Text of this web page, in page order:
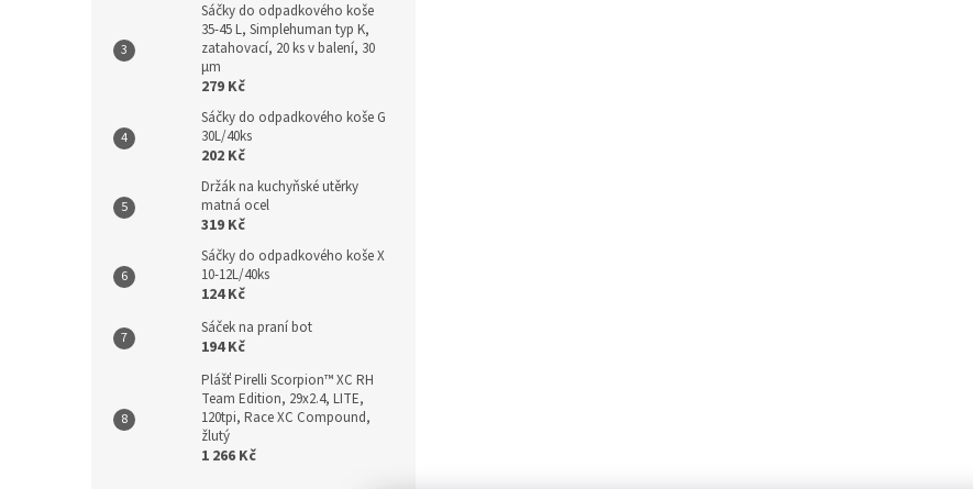
Sáčky do odpadkového koše
35-45 L, Simplehuman typ K,
zatahovací, 20 ks v balení, 30
µm
279 Kč
Sáčky do odpadkového koše G
30L/40ks
202 Kč
Držák na kuchyňské utěrky
matná ocel
319 Kč
Sáčky do odpadkového koše X
10-12L/40ks
124 Kč
Sáček na praní bot
194 Kč
Plášť Pirelli Scorpion™ XC RH
Team Edition, 29x2.4, LITE,
120tpi, Race XC Compound,
žlutý
1 266 Kč